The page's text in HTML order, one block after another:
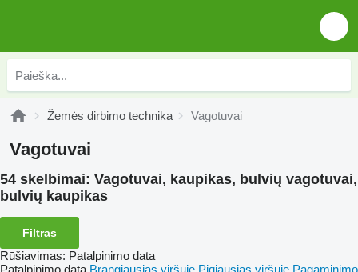
Žemės dirbimo technika Vagotuvai
Vagotuvai
54 skelbimai: Vagotuvai, kaupikas, bulvių vagotuvai,
bulvių kaupikas
Filtras
Rūšiavimas: Patalpinimo data
Patalpinimo data Brangiausias viršuje Pigiausias viršuje Pagaminimo